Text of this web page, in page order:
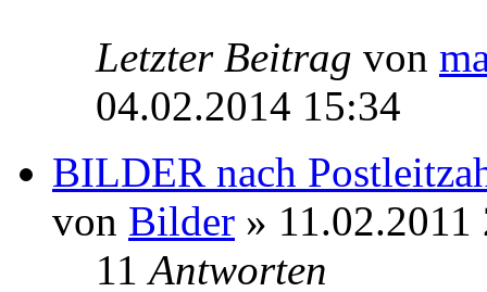
Letzter Beitrag von
04.02.2014 15:34
BILDER nach
von Bilder » 11.02.2011
11Antworten